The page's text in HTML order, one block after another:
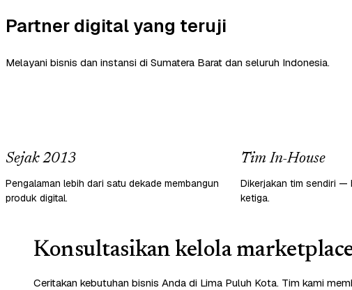
Partner digital yang teruji
Melayani bisnis dan instansi di Sumatera Barat dan seluruh Indonesia.
Sejak 2013
Pengalaman lebih dari satu dekade membangun
produk digital.
Tim In-House
Dikerjakan tim sendiri —
ketiga.
Konsultasikan kelola
Ceritakan kebutuhan bisnis Anda di Lima Puluh Kota. Tim kami